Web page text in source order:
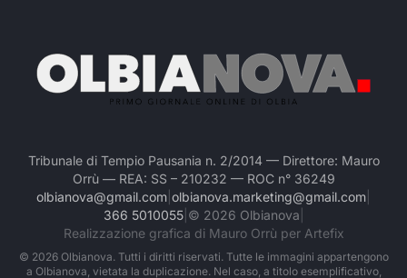
Tribunale di Tempio Pausania n. 2/2014 — Direttore: Mauro
Orrù — REA: SS – 210232 — ROC n° 36249
olbianova@gmail.com olbianova.marketing@gmail.com
366 5010055| © 2026 Olbianova
Realizzazione grafica di Mauro Orrù per Artefix
© 2026Olbianova. Tutti i diritti riservati. Tutte le immagini appartengono
a Olbianova, vietata la duplicazione. Nel caso, a titolo esemplificativo,